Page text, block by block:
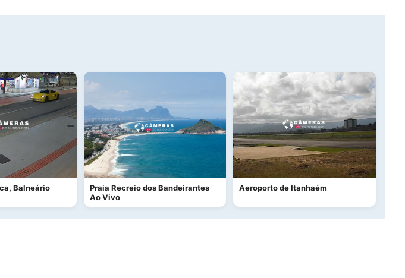
Balneário
Praia Recreio dos Bandeirantes
Ao Vivo
Aeroporto de Itanhaém